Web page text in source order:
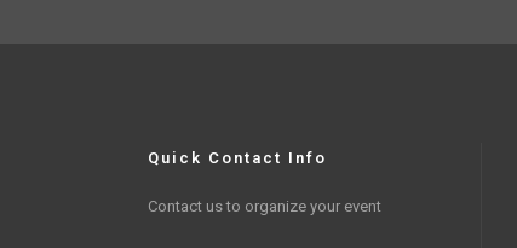
Quick Contact Info
Contact us to organize your event